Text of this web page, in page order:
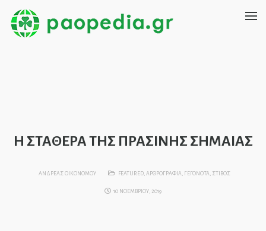
Η ΣΤΑΘΕΡΑ ΤΗΣ ΠΡΑΣΙΝΗΣ ΣΗΜΑΙΑΣ
ΑΝΔΡΕΑΣ ΟΙΚΟΝΟΜΟΥ FEATURED, ΑΡΘΡΟΓΡΑΦΙΑ, ΓΕΓΟΝΟΤΑ, ΣΤΙΒΟΣ
10 ΝΟΕΜΒΡΙΟΥ, 2019